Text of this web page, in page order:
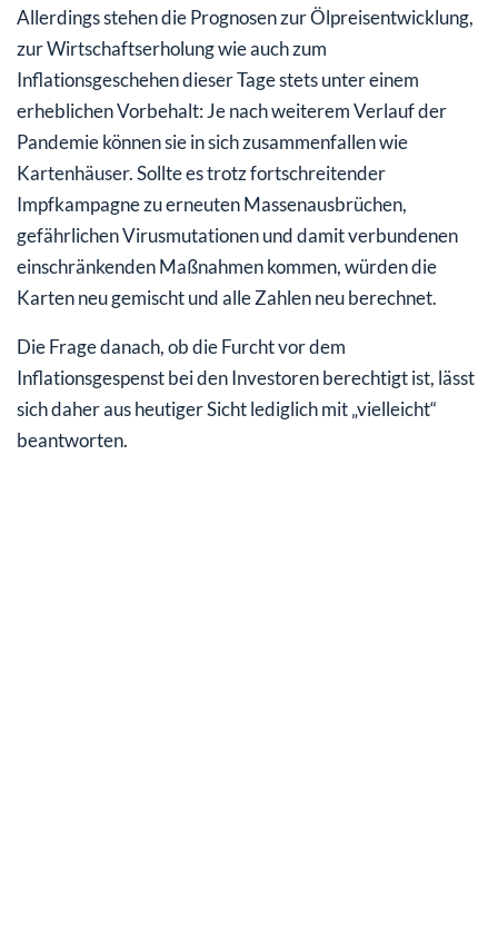
Allerdings stehen die Prognosen zur Ölpreisentwicklung,
zur Wirtschaftserholung wie auch zum
Inflationsgeschehen dieser Tage stets unter einem
erheblichen Vorbehalt: Je nach weiterem Verlauf der
Pandemie können sie in sich zusammenfallen wie
Kartenhäuser. Sollte es trotz fortschreitender
Impfkampagne zu erneuten Massenausbrüchen,
gefährlichen Virusmutationen und damit verbundenen
einschränkenden Maßnahmen kommen, würden die
Karten neu gemischt und alle Zahlen neu berechnet.
Die Frage danach, ob die Furcht vor dem
Inflationsgespenst bei den Investoren berechtigt ist, lässt
sich daher aus heutiger Sicht lediglich mit „vielleicht“
beantworten.